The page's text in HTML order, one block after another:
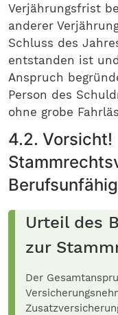
Verjährungsfrist
anderer
Schluss des
entstanden ist
Anspruch
Person des
ohne grobe
4.2. Vorsicht!
Urteil des
zur
Der